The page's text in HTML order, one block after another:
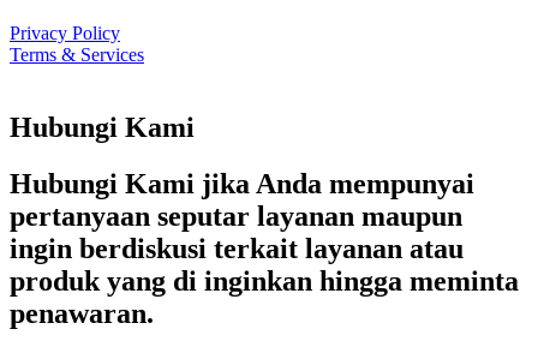
Privacy Policy
Terms & Services
Hubungi Kami
Hubungi Kami jika Anda mempunyai
pertanyaan seputar layanan maupun
ingin berdiskusi terkait layanan atau
produk yang di inginkan hingga meminta
penawaran.